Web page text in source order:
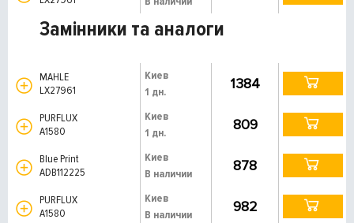
Замінники та аналоги
MAHLE
LX27961
Киев
1 дн.
1384
PURFLUX
A1580
Киев
1 дн.
809
Blue Print
ADB112225
Киев
В наличии
878
PURFLUX
A1580
Киев
В наличии
982